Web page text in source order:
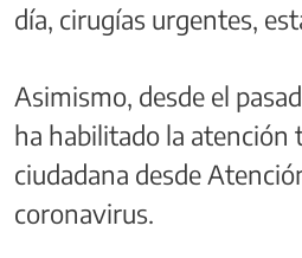
día, cirugías urgentes,
Asimismo, desde el
ha habilitado la atención
ciudadana desde
coronavirus.